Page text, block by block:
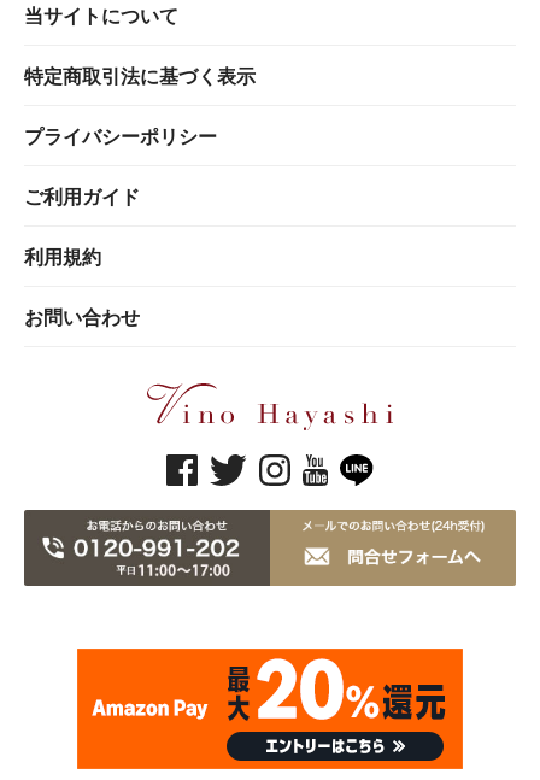
当サイトについて
特定商取引法に基づく表示
プライバシーポリシー
ご利用ガイド
利用規約
お問い合わせ